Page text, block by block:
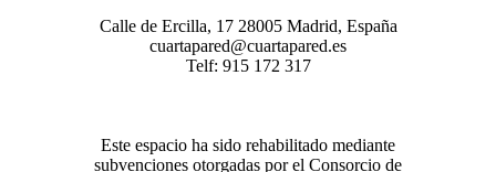
Calle de Ercilla, 17 28005 Madrid, España
cuartapared@cuartapared.es
Telf: 915 172 317
Este espacio ha sido rehabilitado mediante
subvenciones otorgadas por el Consorcio de